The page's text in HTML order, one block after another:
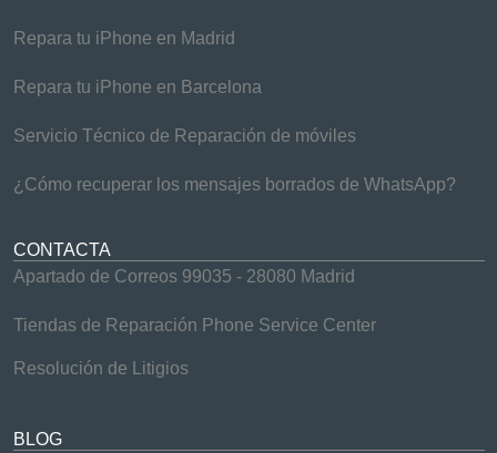
Repara tu iPhone en Madrid
Repara tu iPhone en Barcelona
Servicio Técnico de Reparación de móviles
¿Cómo recuperar los mensajes borrados de WhatsApp?
CONTACTA
Apartado de Correos 99035 - 28080 Madrid
Tiendas de Reparación Phone Service Center
Resolución de Litigios
BLOG